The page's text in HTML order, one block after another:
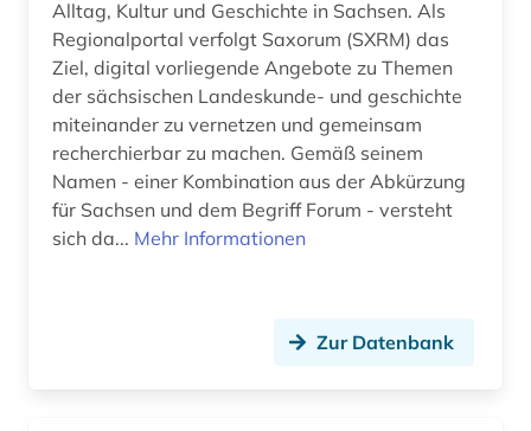
Alltag, Kultur und Geschichte in Sachsen. Als
Regionalportal verfolgt Saxorum (SXRM) das
Ziel, digital vorliegende Angebote zu Themen
der sächsischen Landeskunde- und geschichte
miteinander zu vernetzen und gemeinsam
recherchierbar zu machen. Gemäß seinem
Namen - einer Kombination aus der Abkürzung
für Sachsen und dem Begriff Forum - versteht
sich da... Mehr Informationen
Zur Datenbank